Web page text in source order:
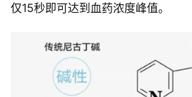
仅15秒即可达到血药浓度峰值。